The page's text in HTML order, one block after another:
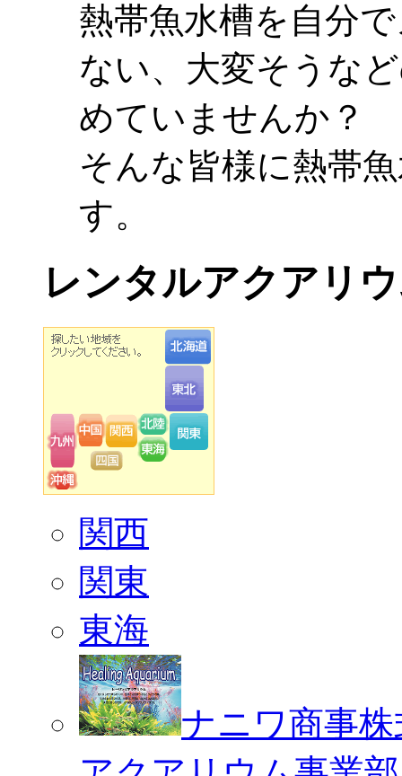
熱帯魚水槽を自分
ない、大変そうな
めていませんか？
そんな皆様に熱帯
す。
レンタルアクアリ
関西
関東
東海
ナニワ商事